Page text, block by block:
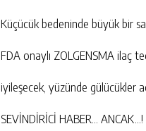
Küçücük bedeninde büyük bir
FDA onaylı ZOLGENSMA ilaç
iyileşecek, yüzünde gülücükler
SEVİNDİRİCİ HABER… ANCAK…!